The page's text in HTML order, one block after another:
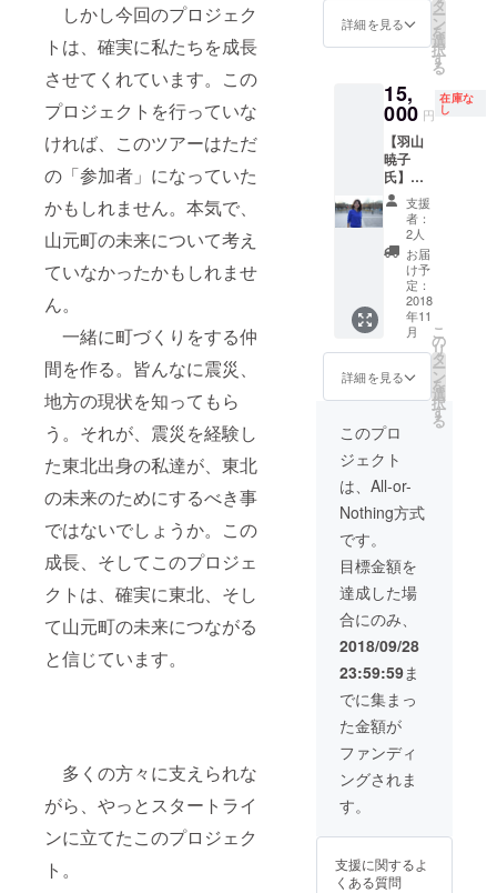
しかし今回のプロジェク
トは、確実に私たちを成長
させてくれています。この
プロジェクトを行っていな
ければ、このツアーはただ
の「参加者」になっていた
かもしれません。本気で、
山元町の未来について考え
ていなかったかもしれませ
ん。
一緒に町づくりをする仲
間を作る。皆んなに震災、
地方の現状を知ってもら
う。それが、震災を経験し
た東北出身の私達が、東北
の未来のためにするべき事
ではないでしょうか。この
成長、そしてこのプロジェ
クトは、確実に東北、そし
て山元町の未来につながる
と信じています。
多くの方々に支えられな
がら、やっとスタートライ
ンに立てたこのプロジェク
ト。
リエス
テル、
した生
地 ・サ
イズ表
記：
38（9号
相当）
・サイ
ズ詳
細：
約 身
幅（脇
下）：
40cm、
着丈
下）：
70cm
の状
態：若
干使用
感あり
・受け
取り: 郵
しくは
店舗に
てお渡
し(銀座
店・池
袋店) ・
モデル
身長：
170セン
チ ・そ
の他：
小柄な
方、細
身の方
ンで
す。 ＜
ボレロ
内 ※日
時・場
しては
メッ
セージ
にて直
接ご連
絡させ
ていた
だきま
す。 ※
会場ま
での交
通費は
自前に
なりま
すの
で、ご
注意く
詳細を見る
タ
ー
ン
を
選
択
す
る
15,
000 円
在庫な
し
【羽山
暁子
氏】
コーチ
ング
セッ
ション
（90
分）＆
ランチ
同席券
場所：
仙台市
内、東
京23区
時・場
所の詳
細に関
しては
メッ
セージ
絡させ
ていた
だきま
す。 ※
会場ま
での交
通費、
ランチ
代は自
前にな
ります
ので、
ご注意
支援
者：
2人
お届
け予
定：
2018
年11
月
詳細を見る
こ
の
リ
タ
ー
ン
を
選
択
す
る
このプロ
ジェクト
は、All-or-
Nothing方式
です。
目標金額を
達成した場
合にのみ、
2018/09/28
23:59:59ま
でに集まっ
た金額が
ファンディ
ングされま
す。
支援に関するよ
くある質問